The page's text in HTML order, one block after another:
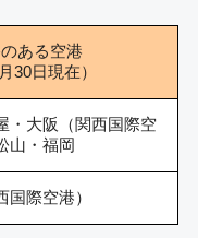
ある空港
30日現在）
・大阪（関西国際空
山・福岡
国際空港）